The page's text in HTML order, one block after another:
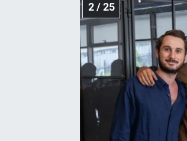
2 / 25